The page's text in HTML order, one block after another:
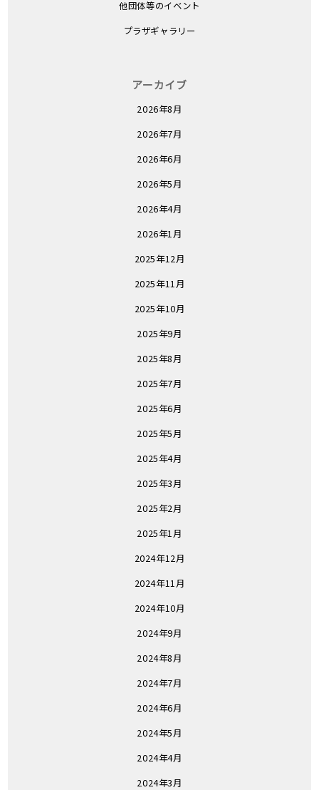
他団体等のイベント
プラザギャラリー
アーカイブ
2026年8月
2026年7月
2026年6月
2026年5月
2026年4月
2026年1月
2025年12月
2025年11月
2025年10月
2025年9月
2025年8月
2025年7月
2025年6月
2025年5月
2025年4月
2025年3月
2025年2月
2025年1月
2024年12月
2024年11月
2024年10月
2024年9月
2024年8月
2024年7月
2024年6月
2024年5月
2024年4月
2024年3月